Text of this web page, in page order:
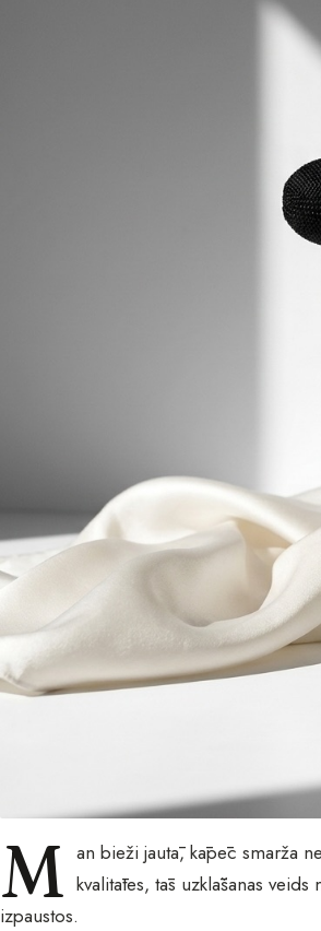
M an bieži jautā, kāpēc smarža
kvalitātes, tās uzklāšanas
izpaustos.